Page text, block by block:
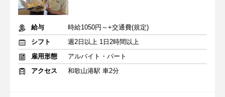
給与
時給1050円～+交通費(規定)
シフト
週2日以上 1日2時間以上
雇用形態
アルバイト・パート
アクセス
和歌山港駅 車2分